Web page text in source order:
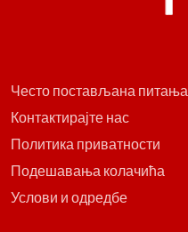
Често постављана питања
Контактирајте нас
Политика приватности
Подешавања колачића
Услови и одредбе